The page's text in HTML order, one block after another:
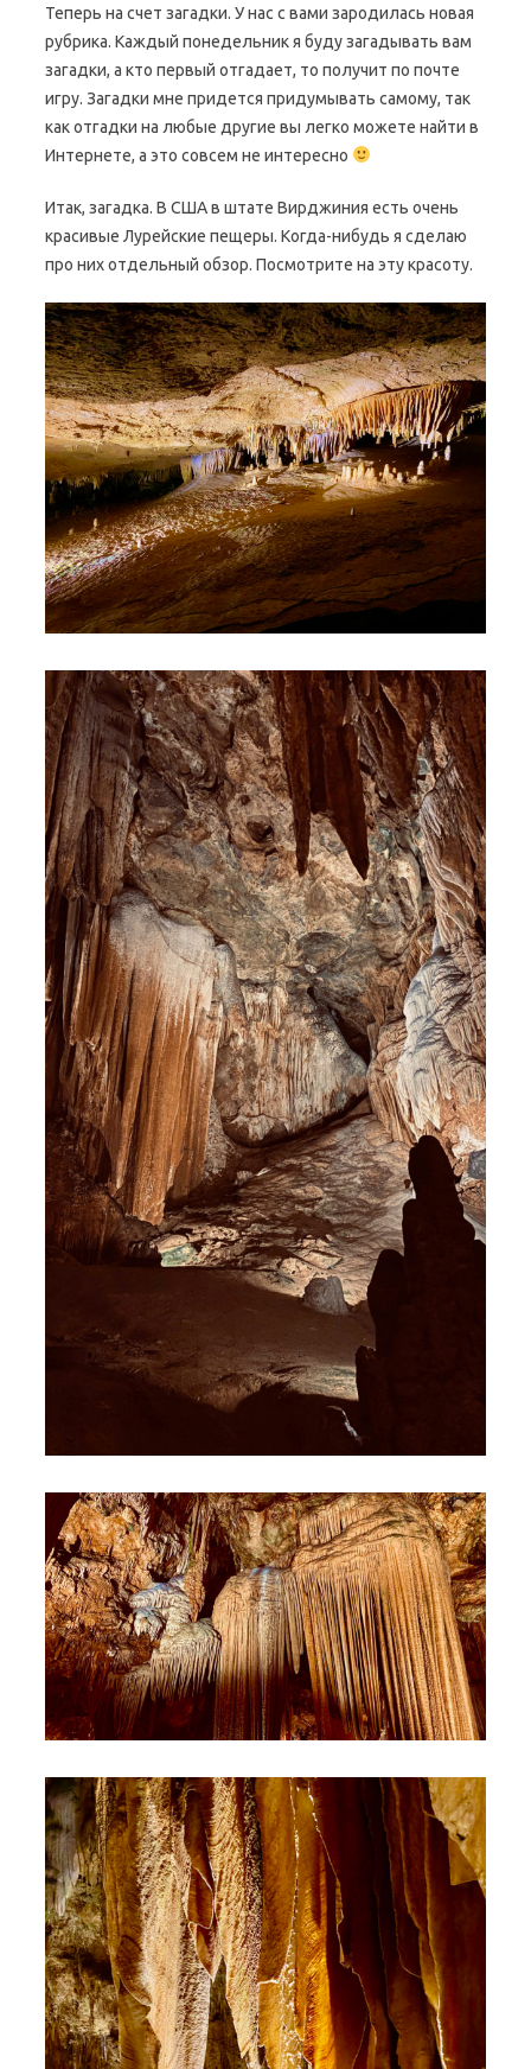
Теперь на счет загадки. У нас с вами зародилась новая
рубрика. Каждый понедельник я буду загадывать вам
загадки, а кто первый отгадает, то получит по почте
игру. Загадки мне придется придумывать самому, так
как отгадки на любые другие вы легко можете найти в
Интернете, а это совсем не интересно
Итак, загадка. В США в штате Вирджиния есть очень
красивые Лурейские пещеры. Когда-нибудь я сделаю
про них отдельный обзор. Посмотрите на эту красоту.